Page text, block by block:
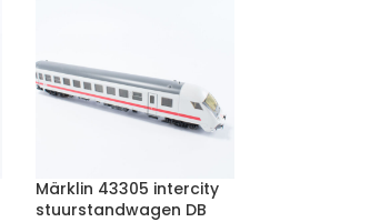
Märklin 43305 intercity
stuurstandwagen DB